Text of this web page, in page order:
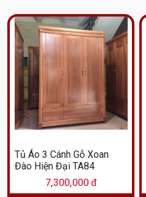
Tủ Áo 3 Cánh Gỗ Xoan
Đào Hiện Đại TA84
7,300,000 đ